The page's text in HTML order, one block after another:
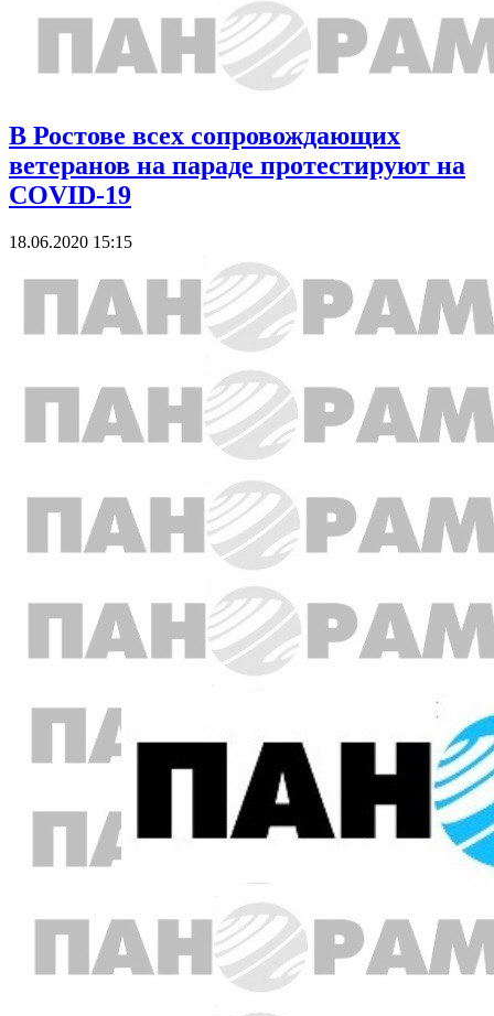
В Ростове всех сопровождающих
ветеранов на параде протестируют на
COVID-19
18.06.2020 15:15